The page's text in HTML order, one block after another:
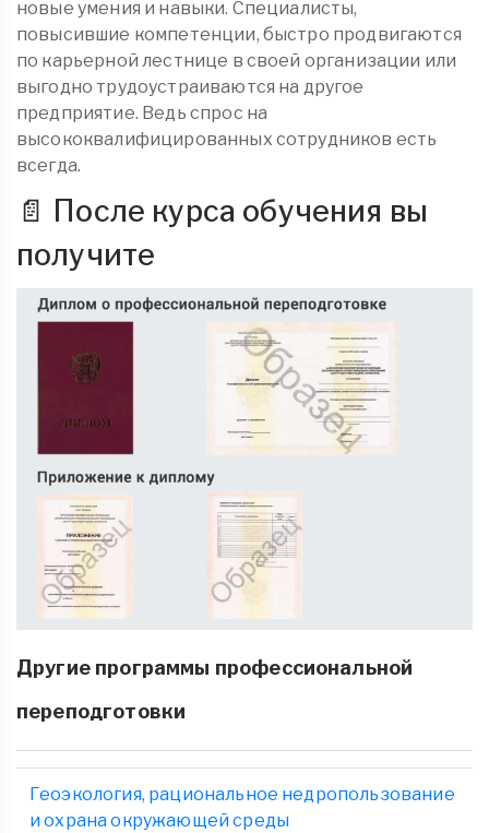
новые умения и навыки. Специалисты,
повысившие компетенции, быстро продвигаются
по карьерной лестнице в своей организации или
выгодно трудоустраиваются на другое
предприятие. Ведь спрос на
высококвалифицированных сотрудников есть
всегда.
📄 После курса обучения вы
получите
Другие программы профессиональной
переподготовки
Геоэкология, рациональное недропользование
и охрана окружающей среды